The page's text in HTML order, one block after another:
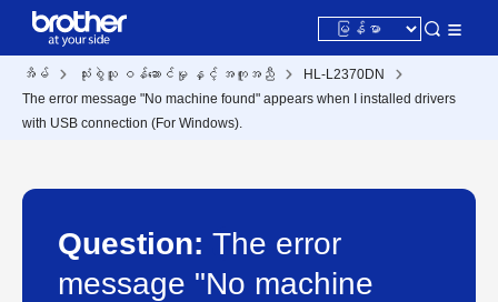
အိမ် သုံးစွဲသူ ဝန်ဆောင်မှု နှင့် အကူအညီ
HL-L2370DN
The error message "No machine found" appears when I installed drivers
with USB connection (For Windows).
Question: The error
message "No machine